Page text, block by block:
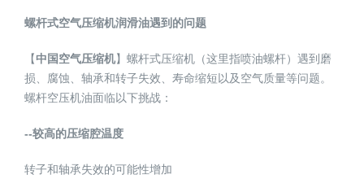
螺杆式空气压缩机润滑油遇到的问题
【中国空气压缩机】螺杆式压缩机（这里指喷油螺杆）遇到磨
损、腐蚀、轴承和转子失效、寿命缩短以及空气质量等问题。
螺杆空压机油面临以下挑战：
--较高的压缩腔温度
转子和轴承失效的可能性增加